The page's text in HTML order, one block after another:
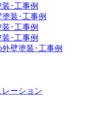
･工事例
装･工事例
･工事例
･工事例
壁塗装･工事例
ーション